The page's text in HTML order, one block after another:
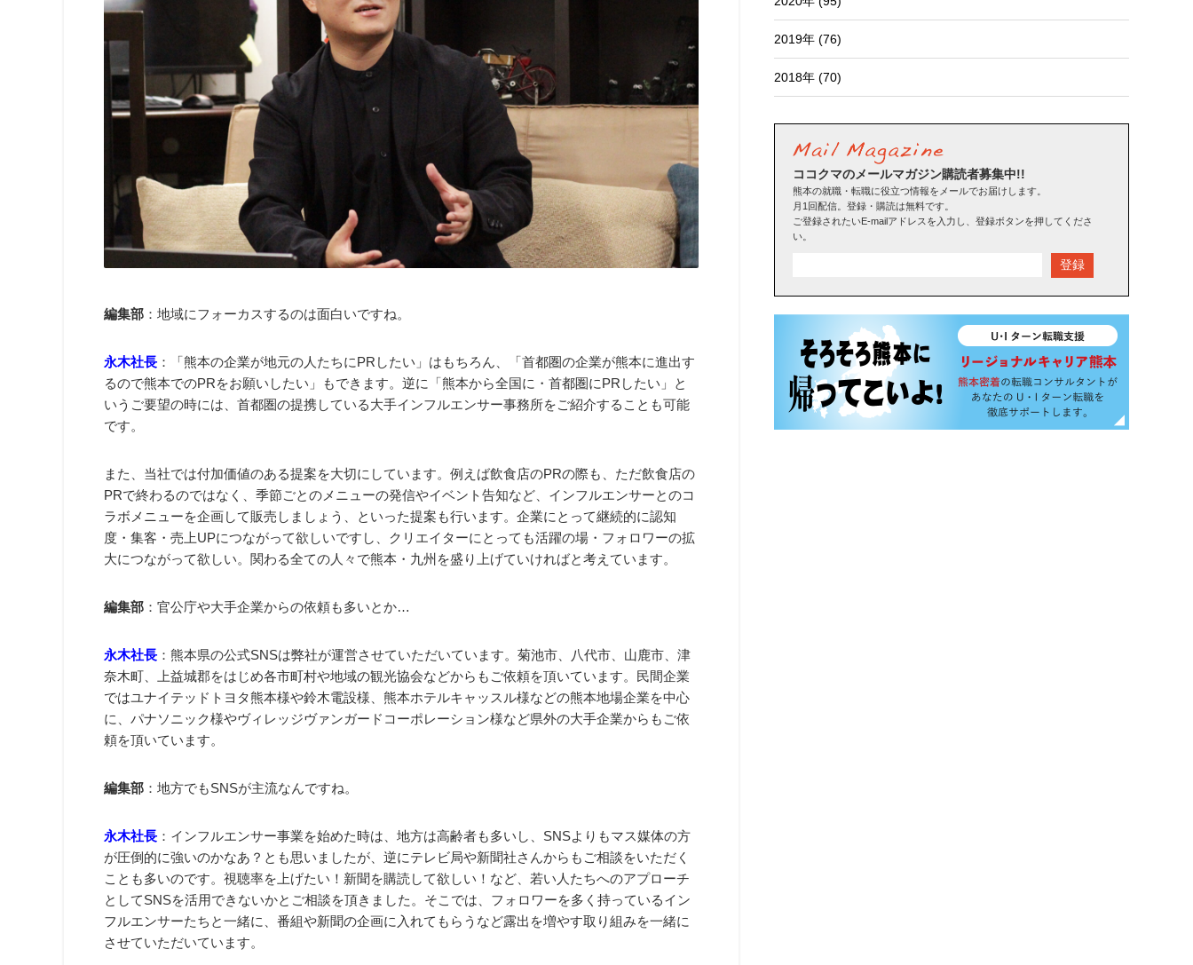
編集部 ：地域にフォーカスするのは面白いですね。
永木社長 ：「熊本の企業が地元の人たちにPRしたい」はもちろん、「首都圏の企業が熊本に進出す
るので熊本でのPRをお願いしたい」もできます。逆に「熊本から全国に・首都圏にPRしたい」と
いうご要望の時には、首都圏の提携している大手インフルエンサー事務所をご紹介することも可能
です。
また、当社では付加価値のある提案を大切にしています。例えば飲食店のPRの際も、ただ飲食店の
PRで終わるのではなく、季節ごとのメニューの発信やイベント告知など、インフルエンサーとのコ
ラボメニューを企画して販売しましょう、といった提案も行います。企業にとって継続的に認知
度・集客・売上UPにつながって欲しいですし、クリエイターにとっても活躍の場・フォロワーの拡
大につながって欲しい。関わる全ての人々で熊本・九州を盛り上げていければと考えています。
編集部 ：官公庁や大手企業からの依頼も多いとか…
永木社長 ：熊本県の公式SNSは弊社が運営させていただいています。菊池市、八代市、山鹿市、津
奈木町、上益城郡をはじめ各市町村や地域の観光協会などからもご依頼を頂いています。民間企業
ではユナイテッドトヨタ熊本様や鈴木電設様、熊本ホテルキャッスル様などの熊本地場企業を中心
に、パナソニック様やヴィレッジヴァンガードコーポレーション様など県外の大手企業からもご依
頼を頂いています。
編集部 ：地方でもSNSが主流なんですね。
永木社長 ：インフルエンサー事業を始めた時は、地方は高齢者も多いし、SNSよりもマス媒体の方
が圧倒的に強いのかなあ？とも思いましたが、逆にテレビ局や新聞社さんからもご相談をいただく
ことも多いのです。視聴率を上げたい！新聞を購読して欲しい！など、若い人たちへのアプローチ
としてSNSを活用できないかとご相談を頂きました。そこでは、フォロワーを多く持っているイン
フルエンサーたちと一緒に、番組や新聞の企画に入れてもらうなど露出を増やす取り組みを一緒に
させていただいています。
2019年 (76)
2018年 (70)
ココクマのメールマガジン購読者募集中!!
熊本の就職・転職に役立つ情報をメールでお届けします。
月1回配信。登録・購読は無料です。
ご登録されたいE-mailアドレスを入力し、登録ボタンを押してくださ
い。
登録